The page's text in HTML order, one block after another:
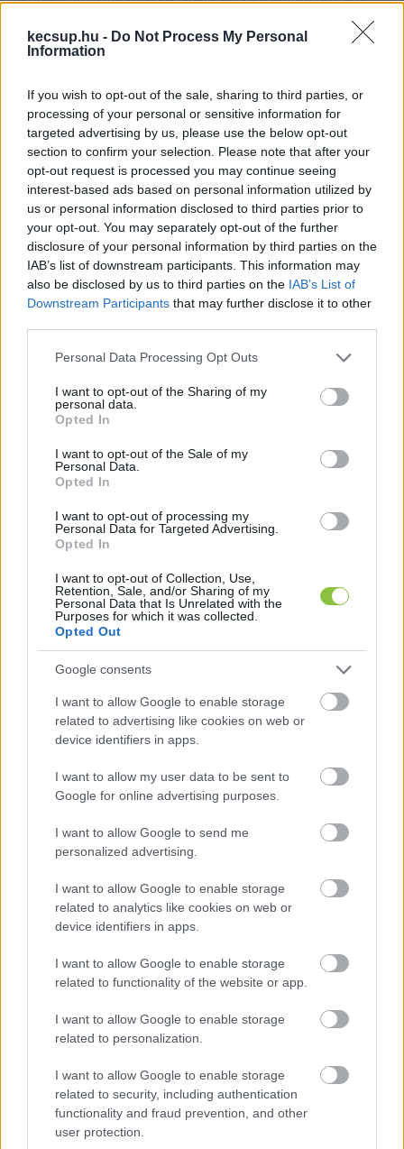
kecsup.hu - Do Not Process My Personal
Information
If you wish to opt-out of the sale, sharing to third parties, or
processing of your personal or sensitive information for
targeted advertising by us, please use the below opt-out
section to confirm your selection. Please note that after your
opt-out request is processed you may continue seeing
interest-based ads based on personal information utilized by
us or personal information disclosed to third parties prior to
your opt-out. You may separately opt-out of the further
disclosure of your personal information by third parties on the
IAB’s list of downstream participants. This information may
also be disclosed by us to third parties on the IAB’s List of
Downstream Participants that may further disclose it to other
Please note that this website/app uses one or more Google
not limited to your visit or usage behaviour. You may click to
grant or deny consent to Google and its third-party tags to
use your data for below specified purposes in below Google
consent section.
Personal Data Processing Opt Outs
I want to opt-out of the Sharing of my
personal data.
Opted In
I want to opt-out of the Sale of my
Personal Data.
Opted In
I want to opt-out of processing my
Personal Data for Targeted Advertising.
Opted In
I want to opt-out of Collection, Use,
Retention, Sale, and/or Sharing of my
Personal Data that Is Unrelated with the
Purposes for which it was collected.
Opted Out
Google consents
I want to allow Google to enable storage
related to advertising like cookies on web or
device identifiers in apps.
I want to allow my user data to be sent to
Google for online advertising purposes.
I want to allow Google to send me
personalized advertising.
I want to allow Google to enable storage
related to analytics like cookies on web or
device identifiers in apps.
I want to allow Google to enable storage
related to functionality of the website or app.
I want to allow Google to enable storage
related to personalization.
I want to allow Google to enable storage
related to security, including authentication
functionality and fraud prevention, and other
user protection.
2011-ben hagyta el a klubot, hogy a Chelsea-hez
Bajnokok Ligáját, és emlékezetes gólt szerzett a
Barcelona ellen, soha nem tudta megközelíteni
azt a formát, amit a Liverpoolban mutatott. A
statisztikák magukért beszélnek: Torres 145
mérkőzésen 81 gólt szerzett a Liverpoolban, míg
a Chelsea-ben 172 találkozón mindössze 45-öt.
Michael Owen szintén világklasszis játékosnak
számított a Liverpoolban, mielőtt 2004-ben a
töltött évek alatt a világ egyik legjobb csatára
volt, utána azonban soha nem tudta visszanyerni
régi formáját sem a Realnál, sem a Newcastle-
nél, a Manchester Unitednél vagy a Stoke
közrejátszottak ebben, de döntése a távozásról
mindenképpen meghatározónak bizonyult.
Mané és Henderson – a közelmúlt
tévedései
Sadio Mané esete különösen tanulságos. A
szenegáli szélső mindössze három hónappal
idősebb Mohamed Salah-nál, de míg az
egyiptomi továbbra is a Liverpool vezéralakja,
Mané 2022-ben úgy döntött, hogy a
igazol. Müncheni kalandja
kudarcba fulladt, és a Leroy Sanéval történt
konfliktus után Szaúd-Arábiába száműzték, az
Al-Naszr csapatához. Ma már Mané a futballvilág
radarjáról is szinte teljesen eltűnt, miközben akár
még évekig a Liverpool meghatározó játékosa
lehetett volna.
Jordan Henderson története szintén